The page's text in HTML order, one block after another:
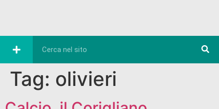
Tag: olivieri